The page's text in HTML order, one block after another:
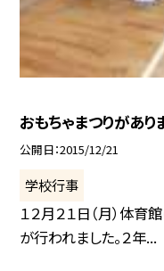
おもちゃまつりがあり
公開日 2015/12/21
学校行事
１２月２１日（月）体育
が行われました。２年...